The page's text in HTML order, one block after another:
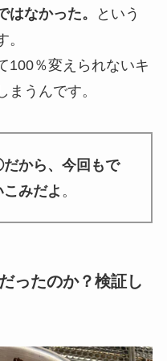
はなかった。
という
100％変えられないキ
まうんです。
から、今回もで
みだよ 。
ったのか？検証し